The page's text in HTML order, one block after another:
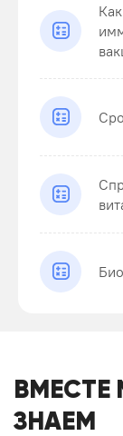
ВМЕСТЕ
ЗНАЕМ